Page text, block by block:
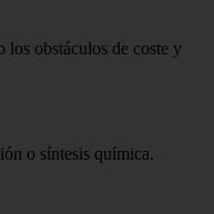
los obstáculos de coste y
o síntesis química.